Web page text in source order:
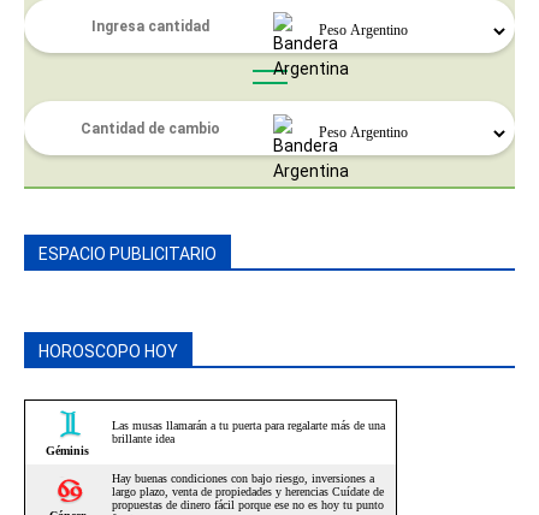
ESPACIO PUBLICITARIO
HOROSCOPO HOY